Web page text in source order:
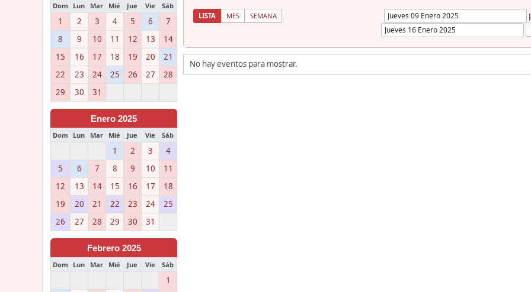
Dom Lun Mar Mié Jue Vie Sáb
1 2 3 4 5 6
7
8
9 10 11 12 13
14
15
16 17 18 19 20
21
22
23 24 25 26 27
28
29
30 31
Enero 2025
Dom Lun Mar Mié Jue Vie Sáb
1 2 3
4
5
6 7 8 9 10
11
12
13 14 15 16 17
18
19
20 21 22 23 24
25
26
27 28 29 30 31
Febrero 2025
Dom Lun Mar Mié Jue Vie Sáb
1
LISTA MES SEMANA
No hay eventos para mostrar.